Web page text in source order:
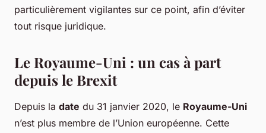
particulièrement vigilantes sur ce point, afin d’éviter
tout risque juridique.
Le Royaume-Uni : un cas à part
depuis le Brexit
Depuis la date du 31 janvier 2020, le Royaume-Uni
n’est plus membre de l’Union européenne. Cette